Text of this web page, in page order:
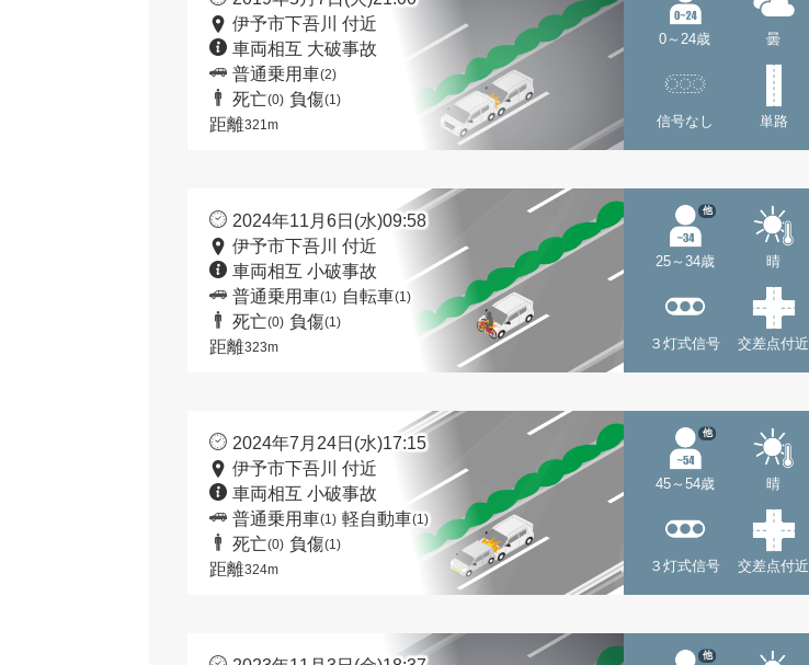
伊予市下吾川 付近
車両相互 大破事故
普通乗用車(2)
死亡(0) 負傷(1)
距離321m
0～24歳 曇
信号なし 単路
2024年11月6日(水)09:58
伊予市下吾川 付近
車両相互 小破事故
普通乗用車(1) 自転車(1)
死亡(0) 負傷(1)
距離323m
25～34歳
他
晴
３灯式信号 交差点付近
2024年7月24日(水)17:15
伊予市下吾川 付近
車両相互 小破事故
普通乗用車(1) 軽自動車(1)
死亡(0) 負傷(1)
距離324m
45～54歳
他
晴
３灯式信号 交差点付近
他